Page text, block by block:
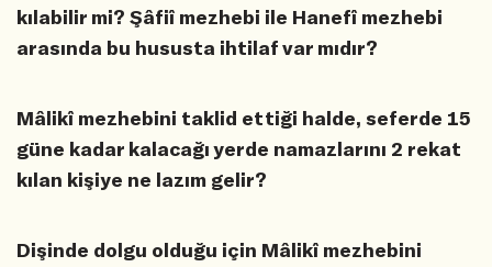
kılabilir mi? Şâfiî mezhebi ile Hanefî mezhebi
arasında bu hususta ihtilaf var mıdır?
Mâlikî mezhebini taklid ettiği halde, seferde 15
güne kadar kalacağı yerde namazlarını 2 rekat
kılan kişiye ne lazım gelir?
Dişinde dolgu olduğu için Mâlikî mezhebini